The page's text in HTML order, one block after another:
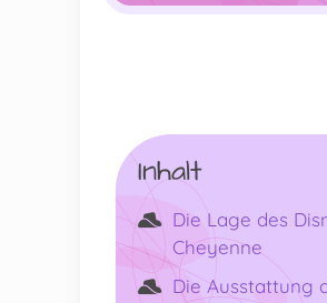
Inhalt
Die Lage des
Cheyenne
Die Ausstattung